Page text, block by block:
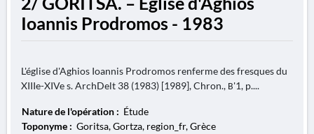
Ioannis Prodromos - 1983
L'église d'Aghios Ioannis Prodromos renferme des fresques du
XIIIe-XIVe s. ArchDelt 38 (1983) [1989], Chron., Β'1, p....
Nature de l'opération : Étude
Toponyme : Goritsa, Gortza, region_fr, Grèce